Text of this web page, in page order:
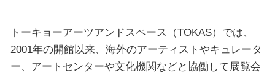
トーキョーアーツアンドスペース（TOKAS）では、
2001年の開館以来、海外のアーティストやキュレータ
ー、アートセンターや文化機関などと協働して展覧会